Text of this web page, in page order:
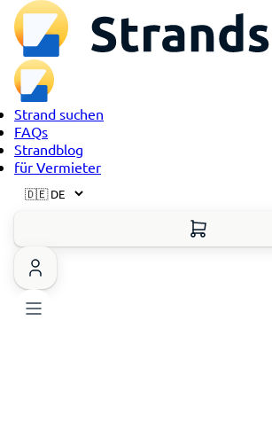
Strand suchen
FAQs
Strandblog
für Vermieter